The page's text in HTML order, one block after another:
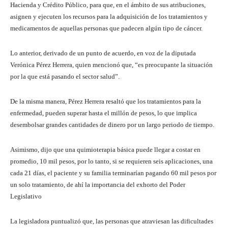
Hacienda y Crédito Público, para que, en el ámbito de sus atribuciones,
asignen y ejecuten los recursos para la adquisición de los tratamientos y
medicamentos de aquellas personas que padecen algún tipo de cáncer.
Lo anterior, derivado de un punto de acuerdo, en voz de la diputada
Verónica Pérez Herrera, quien mencionó que, “es preocupante la situación
por la que está pasando el sector salud”.
De la misma manera, Pérez Herrera resaltó que los tratamientos para la
enfermedad, pueden superar hasta el millón de pesos, lo que implica
desembolsar grandes cantidades de dinero por un largo periodo de tiempo.
Asimismo, dijo que una quimioterapia básica puede llegar a costar en
promedio, 10 mil pesos, por lo tanto, si se requieren seis aplicaciones, una
cada 21 días, el paciente y su familia terminarían pagando 60 mil pesos por
un solo tratamiento, de ahí la importancia del exhorto del Poder
Legislativo
La legisladora puntualizó que, las personas que atraviesan las dificultades